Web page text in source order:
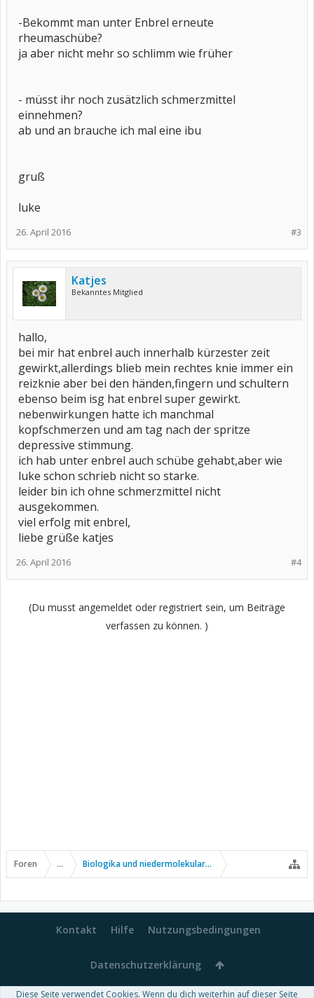
-Bekommt man unter Enbrel erneute
rheumaschübe?
ja aber nicht mehr so schlimm wie früher
- müsst ihr noch zusätzlich schmerzmittel
einnehmen?
ab und an brauche ich mal eine ibu
gruß
luke
#3
26. April 2016
Katjes
Bekanntes Mitglied
hallo,
bei mir hat enbrel auch innerhalb kürzester zeit
gewirkt,allerdings blieb mein rechtes knie immer ein
reizknie aber bei den händen,fingern und schultern
ebenso beim isg hat enbrel super gewirkt.
nebenwirkungen hatte ich manchmal
kopfschmerzen und am tag nach der spritze
depressive stimmung.
ich hab unter enbrel auch schübe gehabt,aber wie
luke schon schrieb nicht so starke.
leider bin ich ohne schmerzmittel nicht
ausgekommen.
viel erfolg mit enbrel,
liebe grüße katjes
#4
26. April 2016
(Du musst angemeldet oder registriert sein, um Beiträge
verfassen zu können. )
Foren ... Biologika und niedermolekulare Wirkstoffe
Kontakt Hilfe Nutzungsbedingungen
Datenschutzerklärung
Diese Seite verwendet Cookies. Wenn du dich weiterhin auf dieser Seite